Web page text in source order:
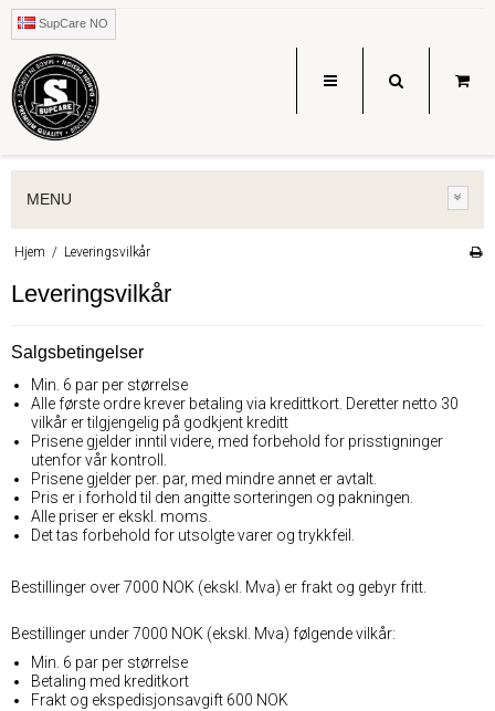
SupCare NO
MENU
Hjem / Leveringsvilkår
Leveringsvilkår
Salgsbetingelser
Min. 6 par per størrelse
Alle første ordre krever betaling via kredittkort. Deretter netto 30
vilkår er tilgjengelig på godkjent kreditt
Prisene gjelder inntil videre, med forbehold for prisstigninger
utenfor vår kontroll.
Prisene gjelder per. par, med mindre annet er avtalt.
Pris er i forhold til den angitte sorteringen og pakningen.
Alle priser er ekskl. moms.
Det tas forbehold for utsolgte varer og trykkfeil.
Bestillinger over 7000 NOK (ekskl. Mva) er frakt og gebyr fritt.
Bestillinger under 7000 NOK (ekskl. Mva) følgende vilkår:
Min. 6 par per størrelse
Betaling med kreditkort
Frakt og ekspedisjonsavgift 600 NOK